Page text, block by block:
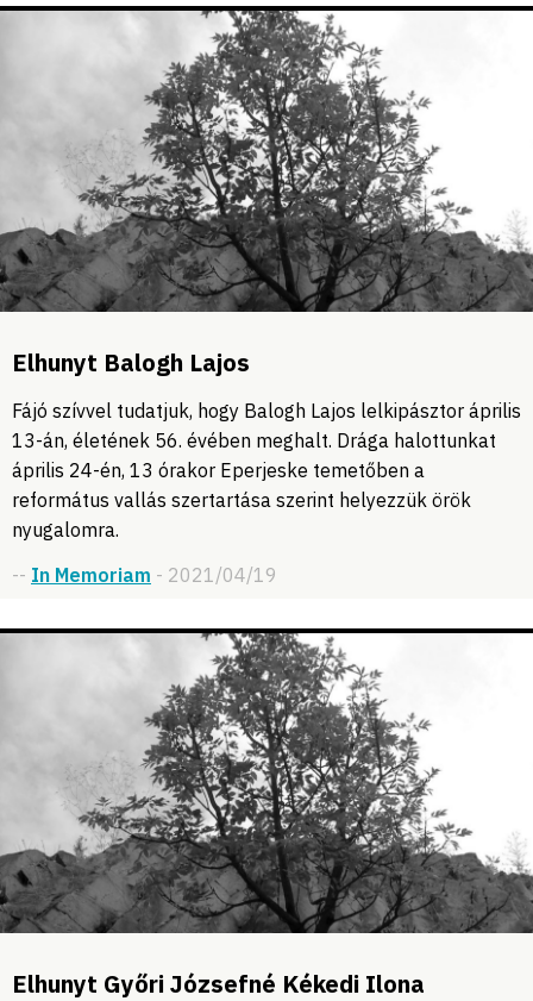
Elhunyt Balogh Lajos
Fájó szívvel tudatjuk, hogy Balogh Lajos lelkipásztor április
13-án, életének 56. évében meghalt. Drága halottunkat
április 24-én, 13 órakor Eperjeske temetőben a
református vallás szertartása szerint helyezzük örök
nyugalomra.
-- In Memoriam - 2021/04/19
Elhunyt Győri Józsefné Kékedi Ilona